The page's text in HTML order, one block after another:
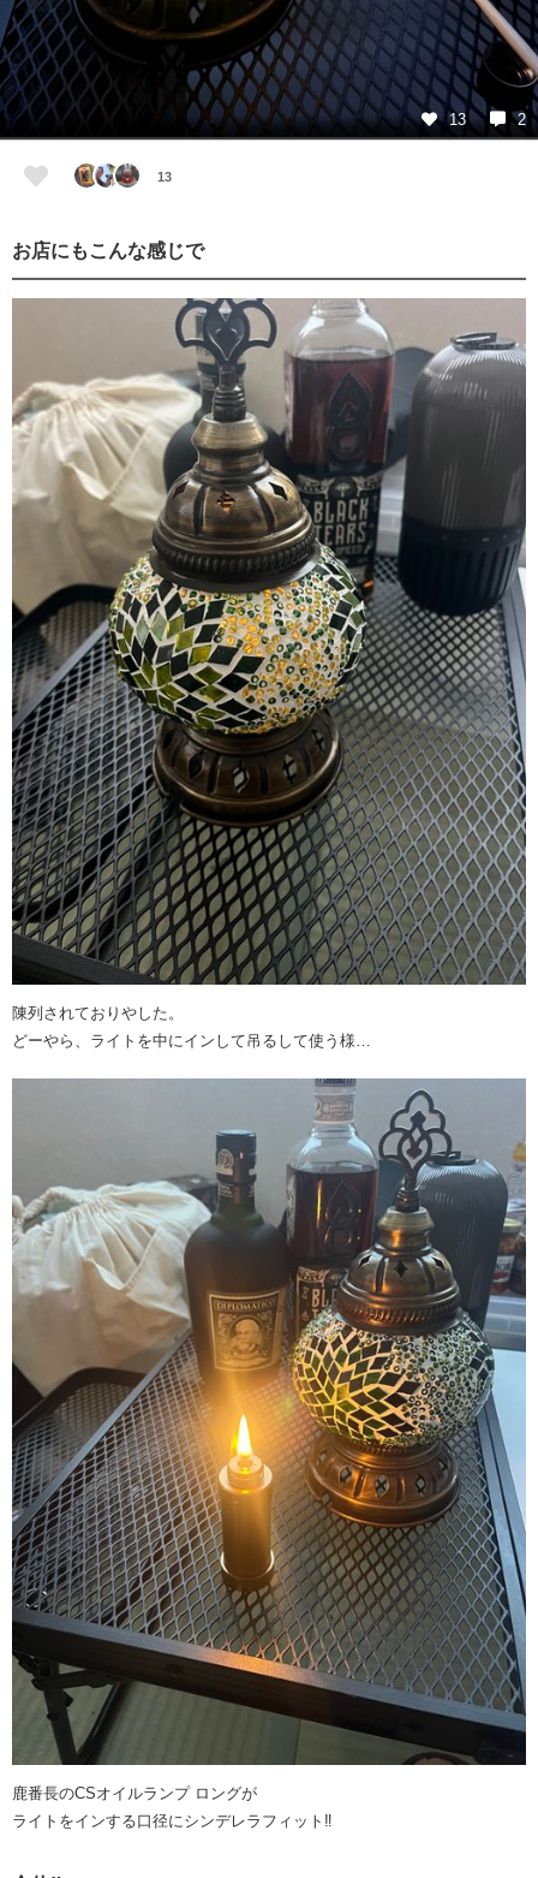
13 2
13
お店にもこんな感じで
陳列されておりやした。
どーやら、ライトを中にインして吊るして使う様…
鹿番長のCSオイルランプ ロングが
ライトをインする口径にシンデレラフィット‼︎